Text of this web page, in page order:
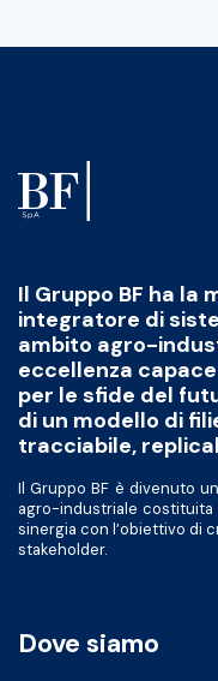
Il Gruppo BF ha la
integratore di
ambito agro-
eccellenza
per le sfide del
di un modello di
tracciabile,
Il Gruppo BF è divenuto
agro-industriale
sinergia con l’obiettivo di
stakeholder.
Dove siamo